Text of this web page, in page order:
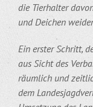
die Tierhalter
und Deichen
Ein erster Schritt,
aus Sicht des
räumlich und
dem